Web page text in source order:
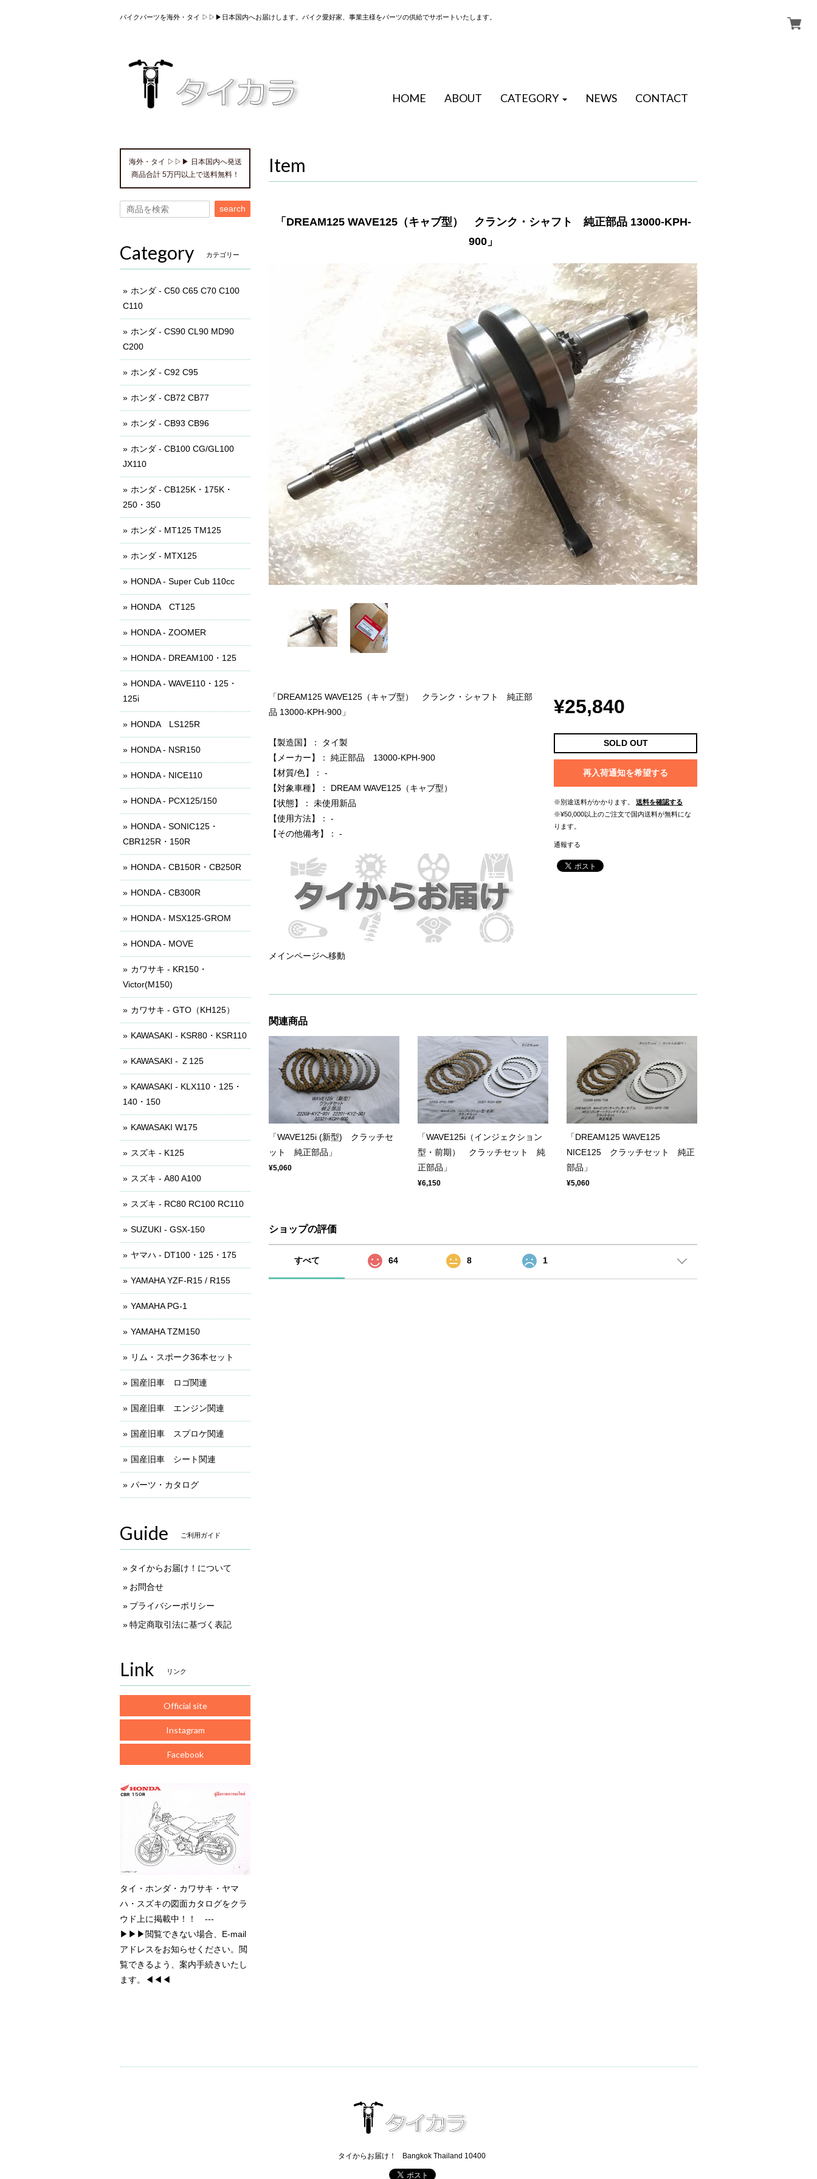
バイクパーツを海外・タイ ▷▷▶日本国内へお届けします。バイク愛好家、事業主様をパーツの供給でサポートいたします。
HOME ABOUT CATEGORY NEWS CONTACT
Item
「DREAM125 WAVE125（キャブ型） クランク・シャフト 純正部品 13000-KPH-
900」
「DREAM125 WAVE125（キャブ型） クランク・シャフト 純正部
品 13000-KPH-900」
【製造国】： タイ製
【メーカー】： 純正部品 13000-KPH-900
【材質/色】： -
【対象車種】： DREAM WAVE125（キャブ型）
【状態】： 未使用新品
【使用方法】： -
【その他備考】： -
メインページへ移動
¥25,840
SOLD OUT
再入荷通知を希望する
※別途送料がかかります。
送料を確認する
※¥50,000以上のご注文で国内送料が無料にな
ります。
通報する
関連商品
「WAVE125i (新型) クラッチセ
ット 純正部品」
¥5,060
「WAVE125i（インジェクション
型・前期） クラッチセット 純
正部品」
¥6,150
「DREAM125 WAVE125
NICE125 クラッチセット 純正
部品」
¥5,060
ショップの評価
すべて 64 8 1
海外・タイ ▷▷▶ 日本国内へ発送
商品合計 5万円以上で送料無料！
search
Category カテゴリー
ホンダ - C50 C65 C70 C100
C110
ホンダ - CS90 CL90 MD90
C200
ホンダ - C92 C95
ホンダ - CB72 CB77
ホンダ - CB93 CB96
ホンダ - CB100 CG/GL100
JX110
ホンダ - CB125K・175K・
250・350
ホンダ - MT125 TM125
ホンダ - MTX125
HONDA - Super Cub 110cc
HONDA CT125
HONDA - ZOOMER
HONDA - DREAM100・125
HONDA - WAVE110・125・
125i
HONDA LS125R
HONDA - NSR150
HONDA - NICE110
HONDA - PCX125/150
HONDA - SONIC125・
CBR125R・150R
HONDA - CB150R・CB250R
HONDA - CB300R
HONDA - MSX125-GROM
HONDA - MOVE
カワサキ - KR150・
Victor(M150)
カワサキ - GTO（KH125）
KAWASAKI - KSR80・KSR110
KAWASAKI - Ｚ125
KAWASAKI - KLX110・125・
140・150
KAWASAKI W175
スズキ - K125
スズキ - A80 A100
スズキ - RC80 RC100 RC110
SUZUKI - GSX-150
ヤマハ - DT100・125・175
YAMAHA YZF-R15 / R155
YAMAHA PG-1
YAMAHA TZM150
リム・スポーク36本セット
国産旧車 ロゴ関連
国産旧車 エンジン関連
国産旧車 スプロケ関連
国産旧車 シート関連
パーツ・カタログ
Guide ご利用ガイド
タイからお届け！について
お問合せ
プライバシーポリシー
特定商取引法に基づく表記
Link リンク
Official site
Instagram
Facebook
タイ・ホンダ・カワサキ・ヤマ
ハ・スズキの図面カタログをクラ
ウド上に掲載中！！ ---
▶▶▶閲覧できない場合、E-mail
アドレスをお知らせください。閲
覧できるよう、案内手続きいたし
ます。◀◀◀
タイからお届け！ Bangkok Thailand 10400